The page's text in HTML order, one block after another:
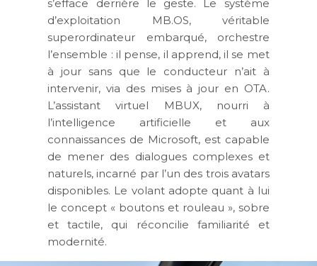
s’efface derrière le geste. Le système
d’exploitation MB.OS, véritable
superordinateur embarqué, orchestre
l’ensemble : il pense, il apprend, il se met
à jour sans que le conducteur n’ait à
intervenir, via des mises à jour en OTA.
L’assistant virtuel MBUX, nourri à
l’intelligence artificielle et aux
connaissances de Microsoft, est capable
de mener des dialogues complexes et
naturels, incarné par l’un des trois avatars
disponibles. Le volant adopte quant à lui
le concept « boutons et rouleau », sobre
et tactile, qui réconcilie familiarité et
modernité.